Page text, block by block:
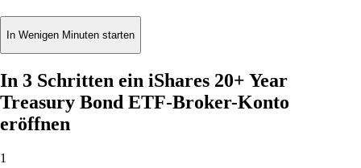
In Wenigen Minuten starten
In 3 Schritten ein iShares 20+ Year
Treasury Bond ETF-Broker-Konto
eröffnen
1